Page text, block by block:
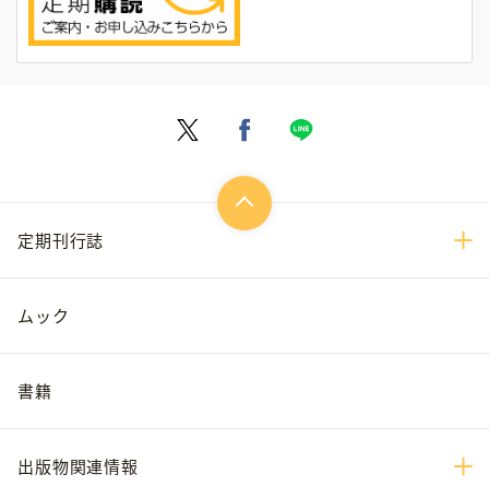
定期刊行誌
ムック
書籍
出版物関連情報